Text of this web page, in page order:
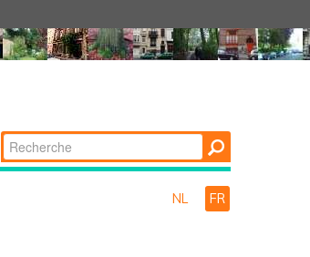
Chercher par
Recherche
NL FR